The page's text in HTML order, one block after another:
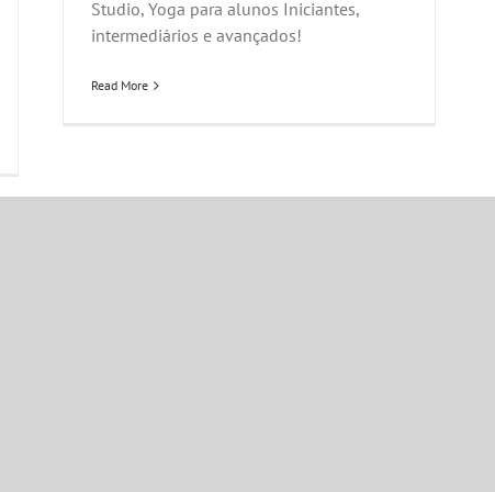
Studio, Yoga para alunos Iniciantes,
intermediários e avançados!
Read More